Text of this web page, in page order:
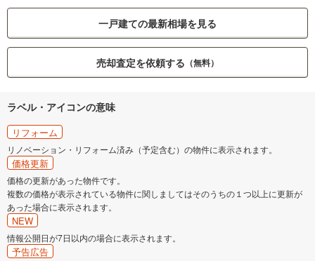
一戸建ての最新相場を見る
売却査定を依頼する （無料）
ラベル・アイコンの意味
リフォーム
リノベーション・リフォーム済み（予定含む）の物件に表示されます。
価格更新
価格の更新があった物件です。
複数の価格が表示されている物件に関しましてはそのうちの１つ以上に更新が
あった場合に表示されます。
NEW
情報公開日が7日以内の場合に表示されます。
予告広告